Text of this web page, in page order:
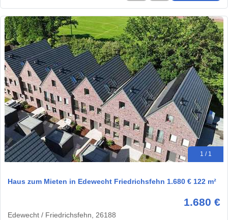
1 / 1
Haus zum Mieten in Edewecht Friedrichsfehn 1.680 € 122 m²
1.680 €
Edewecht / Friedrichsfehn, 26188